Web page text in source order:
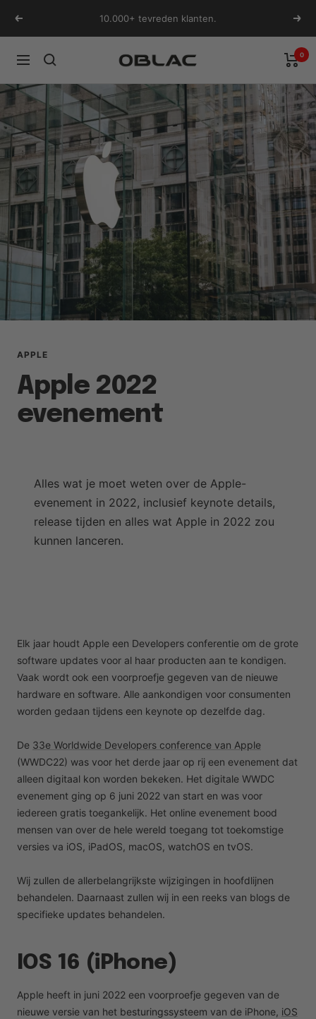
naarVorige 10.000+ tevreden klanten.
Navigatie Oblac 0
APPLE
Apple 2022
evenement
Alles wat je moet weten over de Apple-
evenement in 2022, inclusief keynote details,
release tijden en alles wat Apple in 2022 zou
kunnen lanceren.
Elk jaar houdt Apple een Developers conferentie om de grote
software updates voor al haar producten aan te kondigen.
Vaak wordt ook een voorproefje gegeven van de nieuwe
hardware en software. Alle aankondigen voor consumenten
worden gedaan tijdens een keynote op dezelfde dag.
De 33e Worldwide Developers conference van Apple
(WWDC22) was voor het derde jaar op rij een evenement dat
alleen digitaal kon worden bekeken. Het digitale WWDC
evenement ging op 6 juni 2022 van start en was voor
iedereen gratis toegankelijk. Het online evenement bood
mensen van over de hele wereld toegang tot toekomstige
versies va iOS, iPadOS, macOS, watchOS en tvOS.
Wij zullen de allerbelangrijkste wijzigingen in hoofdlijnen
behandelen. Daarnaast zullen wij in een reeks van blogs de
specifieke updates behandelen.
IOS 16 (iPhone)
Apple heeft in juni 2022 een voorproefje gegeven van de
nieuwe versie van het besturingssysteem van de iPhone, iOS